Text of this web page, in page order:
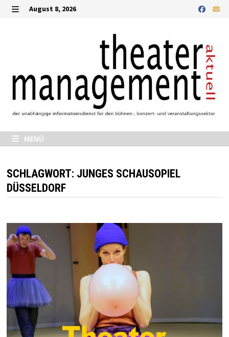
Zurück
August 8, 2026
MENÜ
SCHLAGWORT: JUNGES SCHAUSOPIEL
DÜSSELDORF